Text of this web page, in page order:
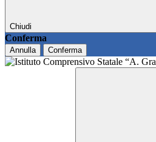
Chiudi
Conferma
Annulla Conferma